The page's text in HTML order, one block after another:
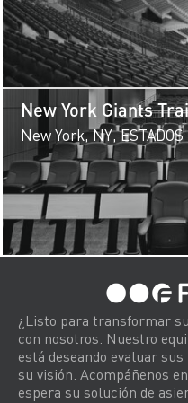
New York Giants
New York, NY,
¿Listo para transformar
con nosotros. Nuestro
está deseando evaluar
su visión. Acompáñenos
espera su solución de